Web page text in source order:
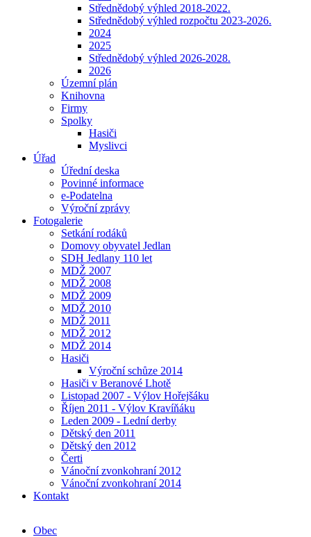
Střednědobý výhled 2018-2022.
Střednědobý výhled rozpočtu 2023-2026.
2024
2025
Střednědobý výhled 2026-2028.
2026
Územní plán
Knihovna
Firmy
Spolky
Hasiči
Myslivci
Úřad
Úřední deska
Povinné informace
e-Podatelna
Výroční zprávy
Fotogalerie
Setkání rodáků
Domovy obyvatel Jedlan
SDH Jedlany 110 let
MDŽ 2007
MDŽ 2008
MDŽ 2009
MDŽ 2010
MDŽ 2011
MDŽ 2012
MDŽ 2014
Hasiči
Výroční schůze 2014
Hasiči v Beranové Lhotě
Listopad 2007 - Výlov Hořejšáku
Říjen 2011 - Výlov Kravíňáku
Leden 2009 - Lední derby
Dětský den 2011
Dětský den 2012
Čerti
Vánoční zvonkohraní 2012
Vánoční zvonkohraní 2014
Kontakt
Obec